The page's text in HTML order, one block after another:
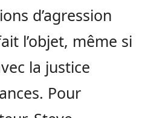
d’agression
l’objet, même si
la justice
Pour